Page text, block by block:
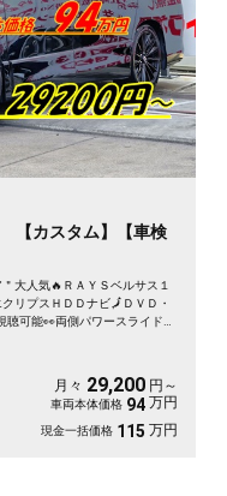
カスタム】【車検
大人気🔥ＲＡＹＳベルサス１
リプスＨＤＤナビ🗾ＤＶＤ・
可能👀両側パワースライドド
ン・月々２万円台～ＯＫ😲
月々 29,200 円～
車両本体価格 94 万円
現金一括価格 115 万円